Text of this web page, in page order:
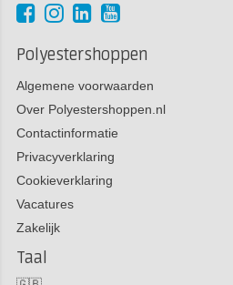
Polyestershoppen
Algemene voorwaarden
Over Polyestershoppen.nl
Contactinformatie
Privacyverklaring
Cookieverklaring
Vacatures
Zakelijk
Taal